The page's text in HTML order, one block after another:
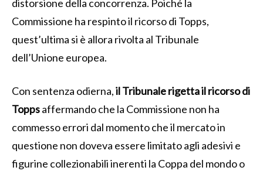
distorsione della concorrenza. Poiché la
Commissione ha respinto il ricorso di Topps,
quest’ultima si è allora rivolta al Tribunale
dell’Unione europea.
Con sentenza odierna,il Tribunale rigetta il ricorso di
Toppsaffermando che la Commissione non ha
commesso errori dal momento che il mercato in
questione non doveva essere limitato agli adesivi e
figurine collezionabili inerenti la Coppa del mondo o